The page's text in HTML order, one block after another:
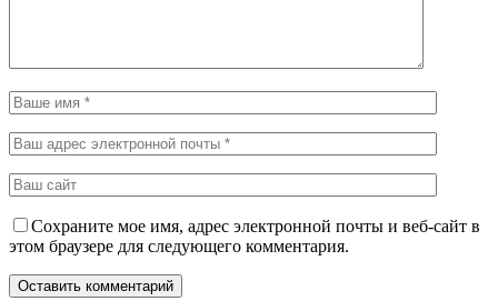
Сохраните мое имя, адрес электронной почты и веб-сайт в
этом браузере для следующего комментария.